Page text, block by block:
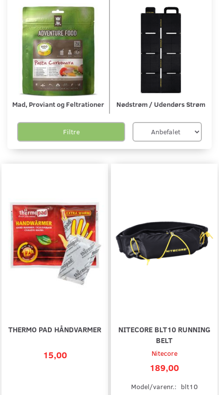
Mad, Proviant og Feltrationer Nødstrøm / Udendørs Strøm
Filtre
THERMO PAD HÅNDVARMER
15,00
NITECORE BLT10 RUNNING
BELT
Nitecore
189,00
Model/varenr.: blt10